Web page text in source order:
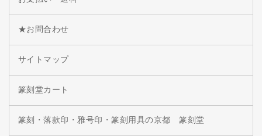
★お問合わせ
サイトマップ
篆刻堂カート
篆刻・落款印・雅号印・篆刻用具の京都 篆刻堂